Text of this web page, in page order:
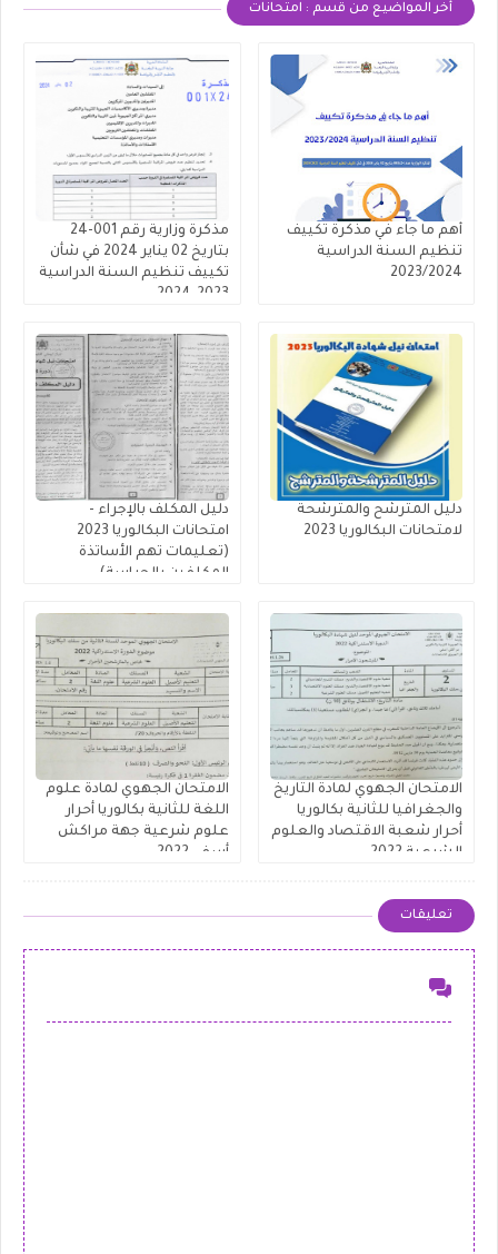
أخر المواضيع من قسم : امتحانات
أهم ما جاء في مذكرة تكييف
تنظيم السنة الدراسية
2023/2024
مذكرة وزارية رقم 001-24
بتاريخ 02 يناير 2024 في شأن
تكييف تنظيم السنة الدراسية
2023-2024 ​
دليل المترشح والمترشحة
لامتحانات البكالوريا 2023
دليل المكلف بالإجراء -
امتحانات البكالوريا 2023
(تعليمات تهم الأساتذة
المكلفين بالحراسة)
الامتحان الجهوي لمادة التاريخ
والجغرافيا للثانية بكالوريا
أحرار شعبة الاقتصاد والعلوم
الشرعية 2022
الامتحان الجهوي لمادة علوم
اللغة للثانية بكالوريا أحرار
علوم شرعية جهة مراكش
أسفي 2022
تعليقات